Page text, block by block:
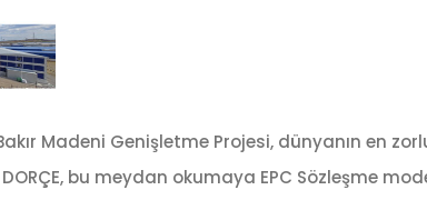
Madeni Genişletme Projesi, dünyanın en
bu meydan okumaya EPC Sözleşme